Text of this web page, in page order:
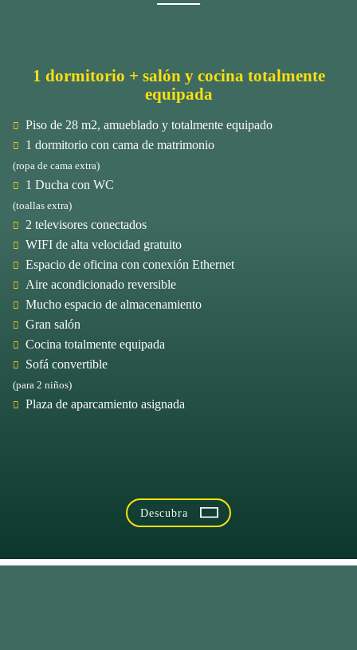
Descubra
1 dormitorio + salón y cocina totalmente
equipada
Piso de 28 m2, amueblado y totalmente equipado
1 dormitorio con cama de matrimonio
(ropa de cama extra)
1 Ducha con WC
(toallas extra)
2 televisores conectados
WIFI de alta velocidad gratuito
Espacio de oficina con conexión Ethernet
Aire acondicionado reversible
Mucho espacio de almacenamiento
Gran salón
Cocina totalmente equipada
Sofá convertible
(para 2 niños)
Plaza de aparcamiento asignada